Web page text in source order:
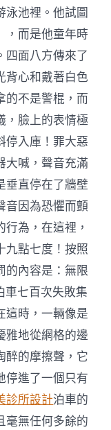
泳池裡。他試圖
，而是他童年時
四面八方傳來了
背心和戴著白色
的不是警棍，而
，臉上的表情極
停入庫！罪大惡
大喊，聲音充滿
垂直停在了牆壁
音因為恐懼而顫
為，在這裡，
點七度！按照
的內容是：無限
車七百次失敗集
這時，一輛像是
雅地從網格的邊
醉的摩擦聲，它
停進了一個只有
診所設計泊車的
毫無任何多餘的